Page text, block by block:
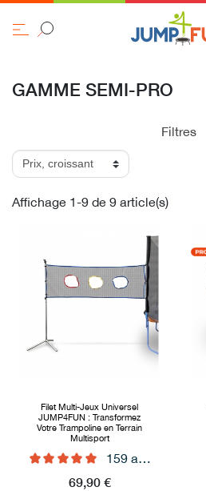
GAMME SEMI-PRO
Filtres
Affichage 1-9 de 9 article(s)
Filet Multi-Jeux Universel
JUMP4FUN : Transformez
Votre Trampoline en Terrain
Multisport
159 avis
Prix
69,90 €